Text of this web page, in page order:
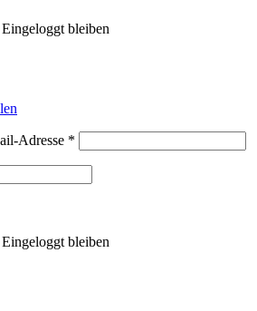
Eingeloggt bleiben
Adresse *
Eingeloggt bleiben